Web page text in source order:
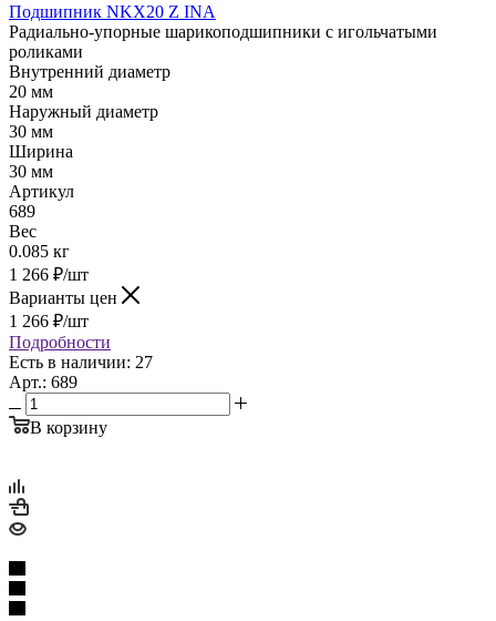
Подшипник NKX20 Z INA
Радиально-упорные шарикоподшипники с игольчатыми
роликами
Внутренний диаметр
20 мм
Наружный диаметр
30 мм
Ширина
30 мм
Артикул
689
Вес
0.085 кг
1 266 ₽/шт
Варианты цен
1 266 ₽/шт
Подробности
Есть в наличии: 27
Арт.: 689
В корзину